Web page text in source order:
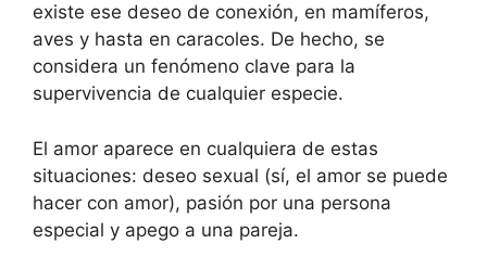
existe ese deseo de conexión, en mamíferos,
aves y hasta en caracoles. De hecho, se
considera un fenómeno clave para la
supervivencia de cualquier especie.
El amor aparece en cualquiera de estas
situaciones: deseo sexual (sí, el amor se puede
hacer con amor), pasión por una persona
especial y apego a una pareja.